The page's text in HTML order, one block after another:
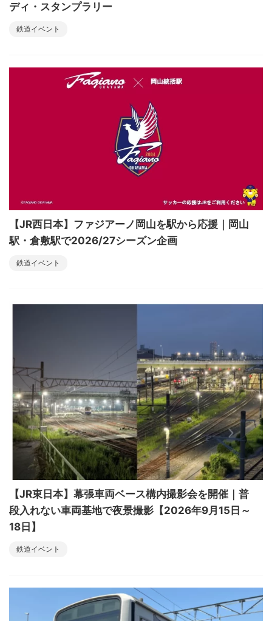
ディ・スタンプラリー
鉄道イベント
【JR西日本】ファジアーノ岡山を駅から応援｜岡山
駅・倉敷駅で2026/27シーズン企画
鉄道イベント
【JR東日本】幕張車両ベース構内撮影会を開催｜普
段入れない車両基地で夜景撮影【2026年9月15日～
18日】
鉄道イベント